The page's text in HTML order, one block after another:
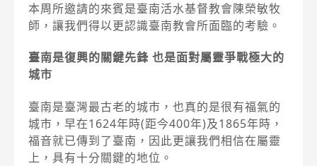
本周所邀請的來賓是臺南活水基督教會陳榮敏牧
師，讓我們得以更認識臺南教會所面臨的考驗。
臺南是復興的關鍵先鋒 也是面對屬靈爭戰極大的
城市
臺南是臺灣最古老的城市，也真的是很有福氣的
城市，早在1624年時(距今400年)及1865年時，
福音就已傳到了臺南，因此更讓我們相信在屬靈
上，具有十分關鍵的地位。